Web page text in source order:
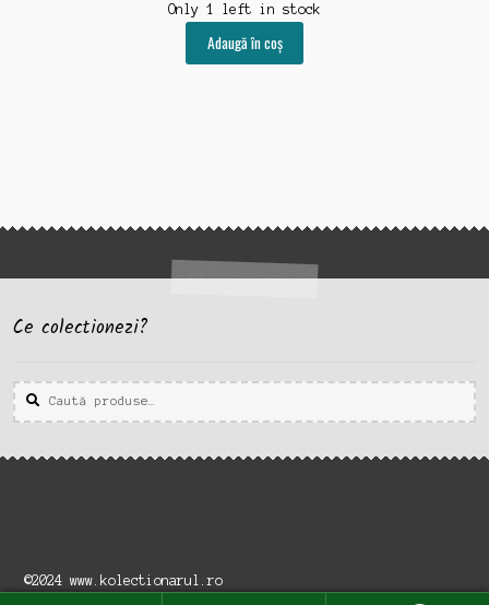
Only 1 left in stock
Adaugă în coș
Ce colectionezi?
Caută
după:
Caută
©2024 www.kolectionarul.ro